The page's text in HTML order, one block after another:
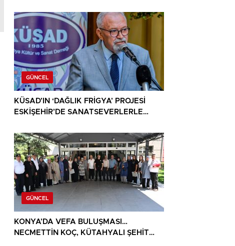
GÜNCEL
KÜSAD’IN ‘DAĞLIK FRİGYA’ PROJESİ
ESKİŞEHİR’DE SANATSEVERLERLE
GÜNCEL
KONYA’DA VEFA BULUŞMASI…
NECMETTİN KOÇ, KÜTAHYALI ŞEHİT